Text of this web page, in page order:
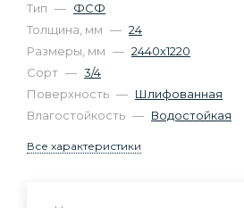
Тип — ФСФ
Толщина, мм — 24
Размеры, мм — 2440х1220
Сорт — 3/4
Поверхность — Шлифованная
Влагостойкость — Водостойкая
Все характеристики